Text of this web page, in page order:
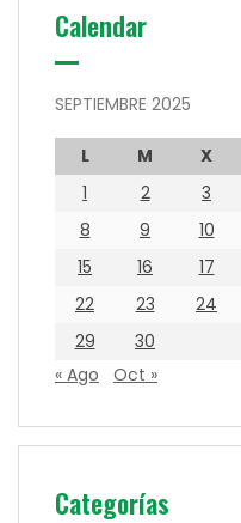
Calendar
SEPTIEMBRE 2025
L M X
1
2 3
8
9 10
15
16 17
22
23 24
29
30
« Ago
Oct »
Categorías